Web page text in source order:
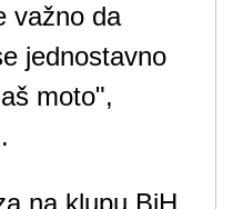
važno da
jednostavno
moto",
na klupu BiH